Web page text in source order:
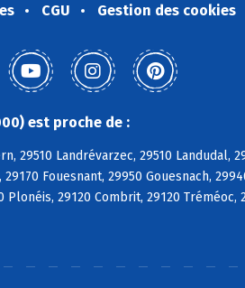
CGU Gestion des cookies
est proche de :
29510 Landrévarzec, 29510 Landudal,
Fouesnant, 29950 Gouesnach,
29120 Combrit, 29120